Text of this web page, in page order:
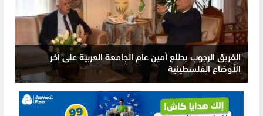
الفريق الرجوب يطلع أمين عام الجامعة العربية على آخر
الأوضاع الفلسطينية